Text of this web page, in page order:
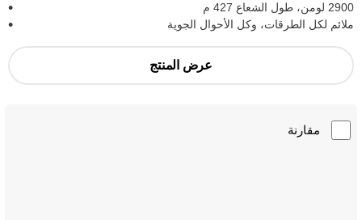
2900 لومن، طول الشعاع 427 م
ملائم لكل الطرقات، وكل الأحوال الجوية
عرض المنتج
مقارنة